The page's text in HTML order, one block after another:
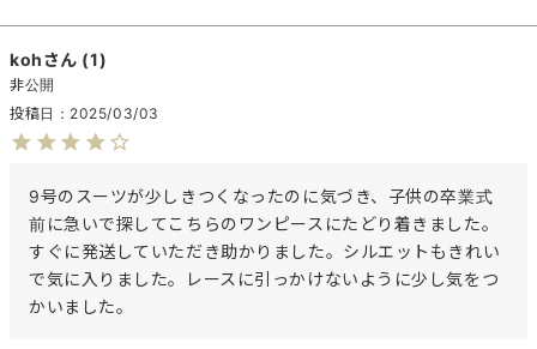
koh 1
非公開
投稿日
2025/03/03
9号のスーツが少しきつくなったのに気づき、子供の卒業式
前に急いで探してこちらのワンピースにたどり着きました。
すぐに発送していただき助かりました。シルエットもきれい
で気に入りました。レースに引っかけないように少し気をつ
かいました。